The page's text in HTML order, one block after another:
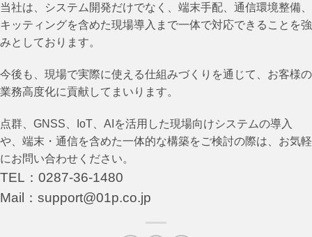
当社は、システム開発だけでなく、端末手配、通信環境整備、
キッティングを含めた現場導入まで一体で対応できることを強
みとしております。
今後も、現場で実際に使える仕組みづくりを通じて、お客様の
業務高度化に貢献してまいります。
点群、GNSS、IoT、AIを活用した現場向けシステムの導入
や、端末・通信を含めた一体的な構築をご検討の際は、お気軽
にお問い合わせください。
TEL：0287-36-1480
Mail：support@01p.co.jp